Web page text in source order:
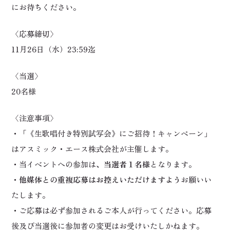
にお待ちください。
〈応募締切〉
11月26日（水）23:59迄
〈当選〉
20名様
〈注意事項〉
・「《生歌唱付き特別試写会》にご招待！キャンペーン」
はアスミック・エース株式会社が主催します。
・当イベントへの参加は、当選者１名様となります。
・他媒体との重複応募はお控えいただけますよう お願いい
たします。
・ご応募は必ず参加されるご本人が行ってください。応募
後及び当選後に参加者の変更はお受けいたしかねます。